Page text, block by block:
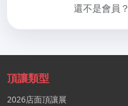
還不是會員？
頂讓類型
2026店面頂讓展